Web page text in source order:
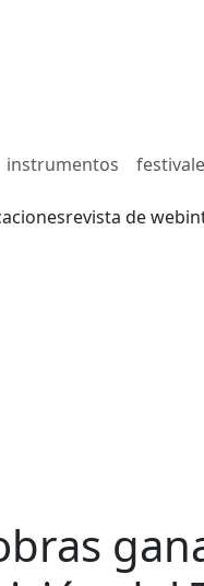
instrumentos
revista de web